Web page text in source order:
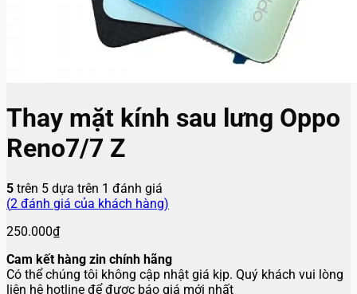
Thay mặt kính sau lưng Oppo
Reno7/7 Z
5 trên 5 dựa trên 1 đánh giá
(2 đánh giá của khách hàng)
250.000₫
Cam kết hàng zin chính hãng
Có thể chúng tôi không cập nhật giá kịp. Quý khách vui lòng
liên hệ hotline để được báo giá mới nhất